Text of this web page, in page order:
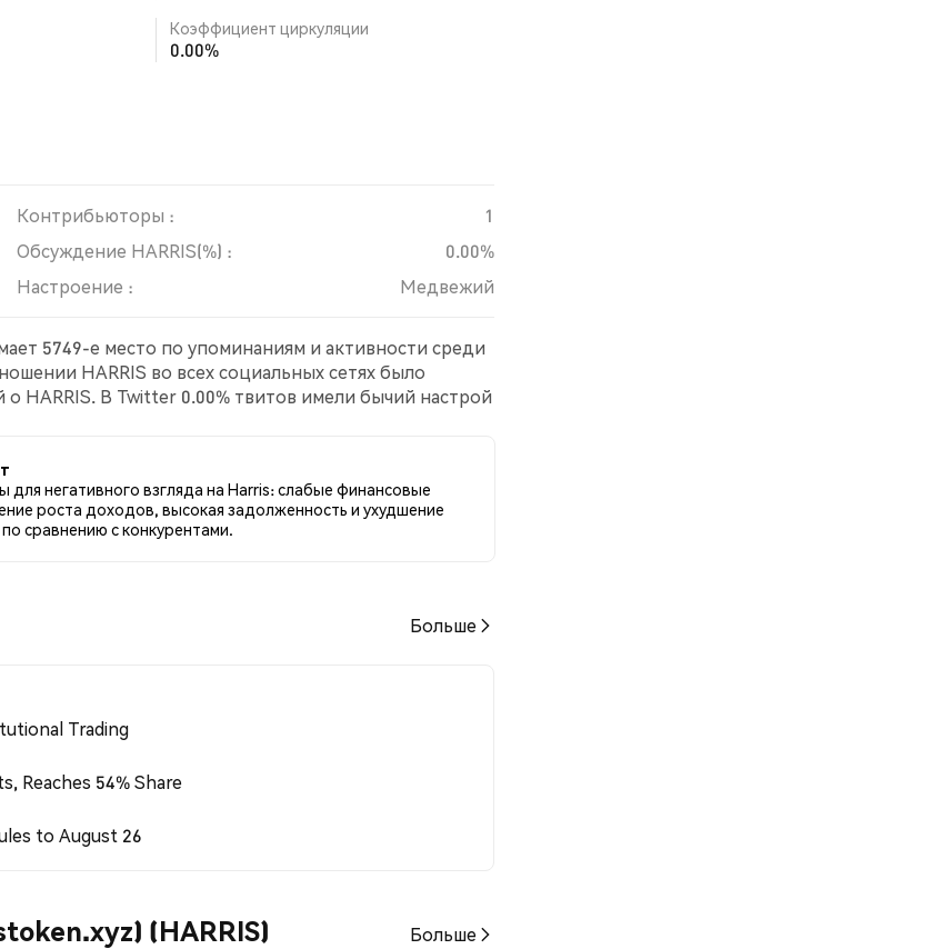
Коэффициент циркуляции
0.00%
Контрибьюторы :
1
Обсуждение HARRIS(%) :
0.00%
Настроение : Медвежий
5749-е место по упоминаниям и активности среди
HARRIS во всех социальных сетях было
HARRIS. В Twitter 0.00% твитов имели бычий настрой
для негативного взгляда на Harris: слабые финансовые
роста доходов, высокая задолженность и ухудшение
сравнению с конкурентами.
Больше
Trading
Reaches 54% Share
to August 26
(HARRIS) Больше